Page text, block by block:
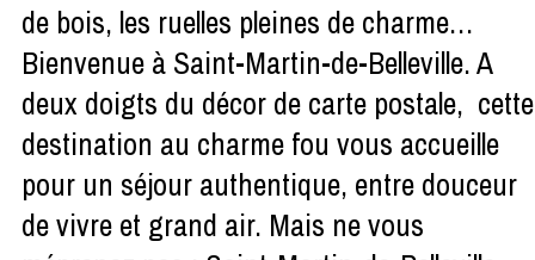
de bois, les ruelles pleines de charme…
Bienvenue à Saint-Martin-de-Belleville. A
deux doigts du décor de carte postale, cette
destination au charme fou vous accueille
pour un séjour authentique, entre douceur
de vivre et grand air. Mais ne vous